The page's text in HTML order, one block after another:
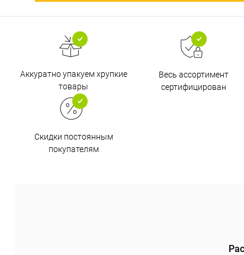
Аккуратно упакуем хрупкие
товары
Весь ассортимент
сертифицирован
Скидки постоянным
покупателям